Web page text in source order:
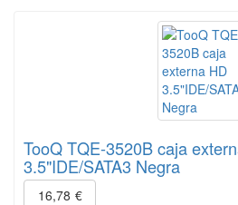
TooQ TQE-3520B caja
3.5"IDE/SATA3 Negra
16,78 €